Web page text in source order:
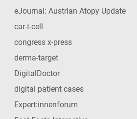
eJournal: Austrian Atopy Update
car-t-cell
congress x-press
derma-target
DigitalDoctor
digital patient cases
Expert:innenforum